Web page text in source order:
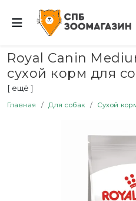
Royal Canin
сухой корм для
чувствительной
системой - 12 кг
[ ещё ]
Главная Для собак Сухой